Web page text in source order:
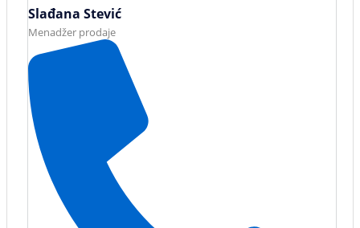
Slađana Stević
Menadžer prodaje